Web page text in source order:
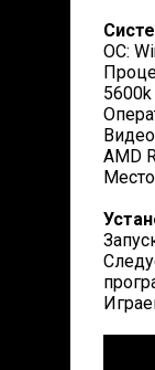
ОС:
5600k
AMD